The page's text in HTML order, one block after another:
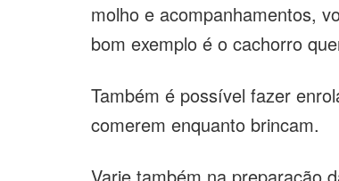
molho e acompanhamentos,
bom exemplo é o cachorro
Também é possível fazer
comerem enquanto brincam.